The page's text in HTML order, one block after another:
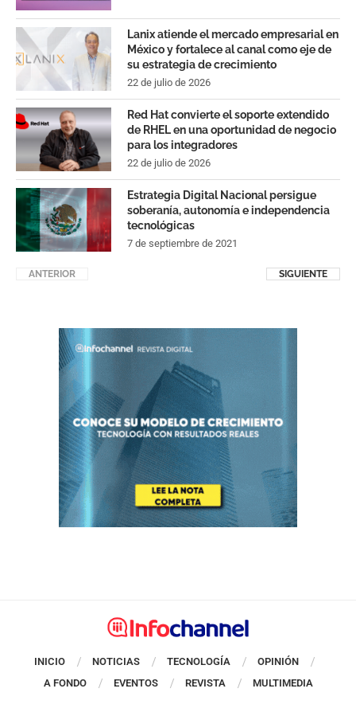
Lanix atiende el mercado empresarial en
México y fortalece al canal como eje de
su estrategia de crecimiento
22 de julio de 2026
Red Hat convierte el soporte extendido
de RHEL en una oportunidad de negocio
para los integradores
22 de julio de 2026
Estrategia Digital Nacional persigue
soberanía, autonomía e independencia
tecnológicas
7 de septiembre de 2021
ANTERIOR SIGUIENTE
INICIO NOTICIAS TECNOLOGÍA
OPINIÓN
A FONDO
EVENTOS REVISTA MULTIMEDIA